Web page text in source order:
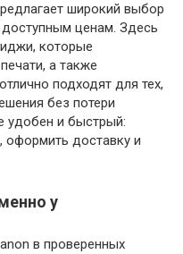
широкий выбор
ценам. Здесь
которые
а также
подходят для тех,
без потери
удобен и быстрый:
доставку и
у
в проверенных